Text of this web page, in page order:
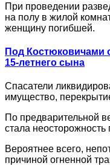
При проведении
на полу в жилой
женщину погибшей.
Под Костюковичами
15-летнего сына
Спасатели
имущество,
По предварительной
стала неосторожность
Вероятнее всего,
причиной огненной